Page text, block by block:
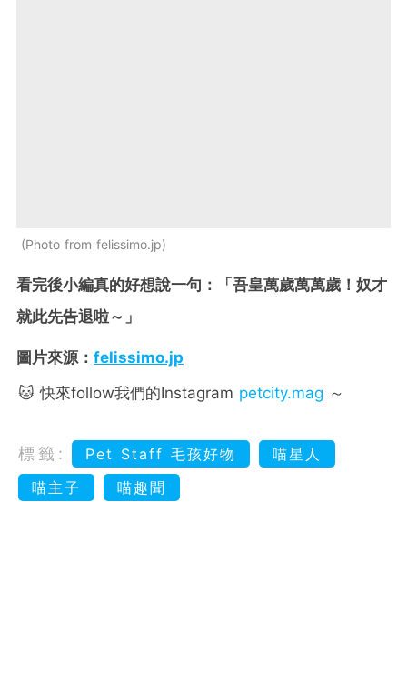
Photo from felissimo.jp
看完後小編真的好想說一句：「吾皇萬歲萬萬歲！奴才
就此先告退啦～」
圖片來源： felissimo.jp
🐱 快來follow我們的Instagram petcity.mag ～
標籤: Pet Staff 毛孩好物
喵星人
喵主子
喵趣聞